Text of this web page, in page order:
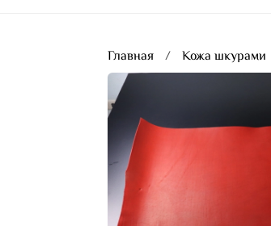
Главная Кожа шкурами